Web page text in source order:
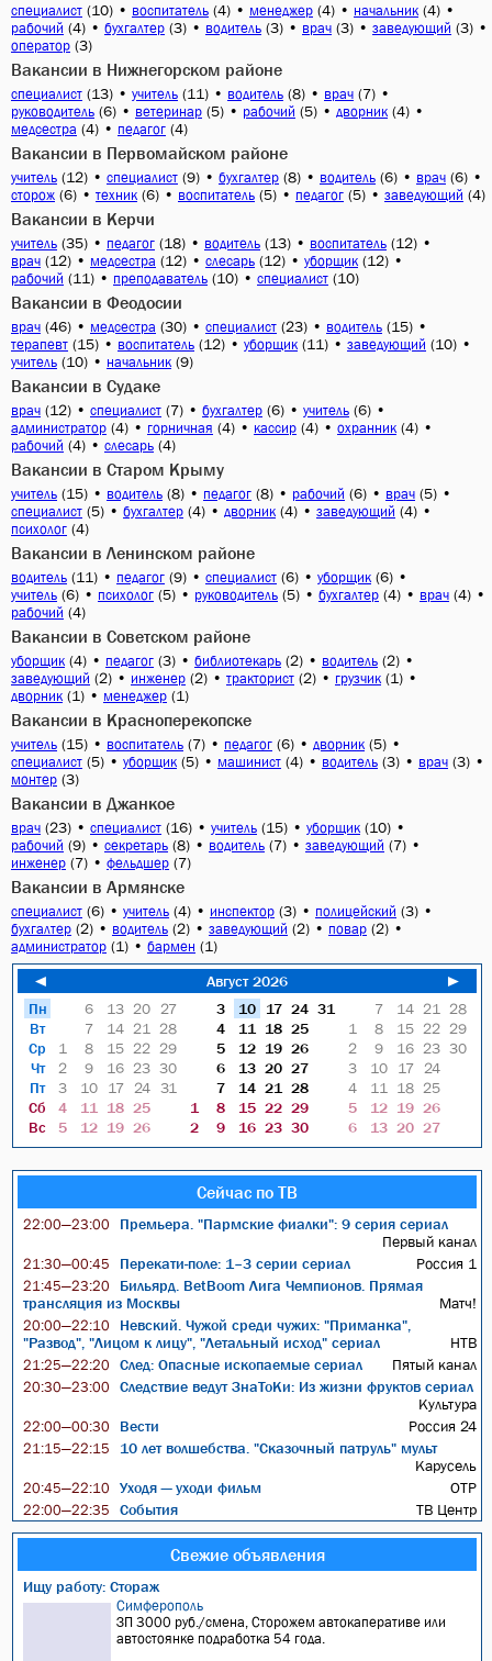
специалист (10) • воспитатель (4) • менеджер (4) • начальник (4) •
рабочий (4) • бухгалтер (3) • водитель (3) • врач (3) • заведующий (3) •
оператор (3)
Вакансии в Нижнегорском районе
специалист (13) • учитель (11) • водитель (8) • врач (7) •
руководитель (6) • ветеринар (5) • рабочий (5) • дворник (4) •
медсестра (4) • педагог (4)
Вакансии в Первомайском районе
учитель (12) • специалист (9) • бухгалтер (8) • водитель (6) • врач (6) •
сторож (6) • техник (6) • воспитатель (5) • педагог (5) • заведующий (4)
Вакансии в Керчи
учитель (35) • педагог (18) • водитель (13) • воспитатель (12) •
врач (12) • медсестра (12) • слесарь (12) • уборщик (12) •
рабочий (11) • преподаватель (10) • специалист (10)
Вакансии в Феодосии
врач (46) • медсестра (30) • специалист (23) • водитель (15) •
терапевт (15) • воспитатель (12) • уборщик (11) • заведующий (10) •
учитель (10) • начальник (9)
Вакансии в Судаке
врач (12) • специалист (7) • бухгалтер (6) • учитель (6) •
администратор (4) • горничная (4) • кассир (4) • охранник (4) •
рабочий (4) • слесарь (4)
Вакансии в Старом Крыму
учитель (15) • водитель (8) • педагог (8) • рабочий (6) • врач (5) •
специалист (5) • бухгалтер (4) • дворник (4) • заведующий (4) •
психолог (4)
Вакансии в Ленинском районе
водитель (11) • педагог (9) • специалист (6) • уборщик (6) •
учитель (6) • психолог (5) • руководитель (5) • бухгалтер (4) • врач (4) •
рабочий (4)
Вакансии в Советском районе
уборщик (4) • педагог (3) • библиотекарь (2) • водитель (2) •
заведующий (2) • инженер (2) • тракторист (2) • грузчик (1) •
дворник (1) • менеджер (1)
Вакансии в Красноперекопске
учитель (15) • воспитатель (7) • педагог (6) • дворник (5) •
специалист (5) • уборщик (5) • машинист (4) • водитель (3) • врач (3) •
монтер (3)
Вакансии в Джанкое
врач (23) • специалист (16) • учитель (15) • уборщик (10) •
рабочий (9) • секретарь (8) • водитель (7) • заведующий (7) •
инженер (7) • фельдшер (7)
Вакансии в Армянске
специалист (6) • учитель (4) • инспектор (3) • полицейский (3) •
бухгалтер (2) • водитель (2) • заведующий (2) • повар (2) •
администратор (1) • бармен (1)
◄
Август 2026
►
Пн
Вт
Ср
Чт
Пт
Сб
Вс
6 13 20
27
7
14 21
28
1
8 15 22 29
2
9 16 23 30
3
10 17 24 31
4
11 18 25
5
12 19 26
3 10 17 24 31
4
11 18 25
5
12 19 26
6
13 20 27
7
14 21
28
1
8 15 22 29
2
9 16 23 30
7 14 21
28
1
8 15 22 29
2
9 16 23 30
3
10 17
24
4
11 18 25
5
12 19 26
6
13 20 27
Сейчас по ТВ
22:00—23:00
Премьера. "Пармские фиалки": 9 серия сериал
Первый канал
21:30—00:45 Перекати-поле: 1–3 серии сериал Россия 1
21:45—23:20
Бильярд. BetBoom Лига Чемпионов. Прямая
трансляция из Москвы
Матч!
20:00—22:10
Невский. Чужой среди чужих: "Приманка",
"Развод", "Лицом к лицу", "Летальный исход" сериал
НТВ
21:25—22:20 След: Опасные ископаемые сериал Пятый канал
20:30—23:00
Следствие ведут ЗнаТоКи: Из жизни фруктов сериал
Культура
22:00—00:30 Вести Россия 24
21:15—22:15
10 лет волшебства. "Сказочный патруль" мульт
Карусель
20:45—22:10 Уходя — уходи фильм ОТР
22:00—22:35 События ТВ Центр
Свежие объявления
Ищу работу: Стораж
Симферополь
ЗП 3000 руб./смена, Сторожем автокаперативе или
автостоянке подработка 54 года.